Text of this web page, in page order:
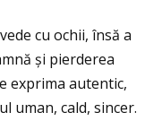
cu ochii, însă a
și pierderea
exprima autentic,
uman, cald, sincer.